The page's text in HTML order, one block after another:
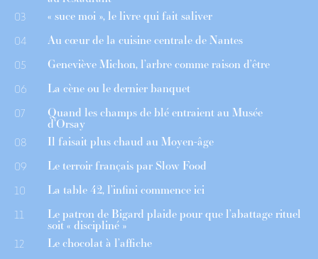
03 « suce moi », le livre qui fait saliver
04 Au cœur de la cuisine centrale de Nantes
05 Geneviève Michon, l’arbre comme raison d’être
06 La cène ou le dernier banquet
07 Quand les champs de blé entraient au Musée
d’Orsay
08 Il faisait plus chaud au Moyen-âge
09 Le terroir français par Slow Food
10 La table 42, l’infini commence ici
11 Le patron de Bigard plaide pour que l’abattage rituel
soit « discipliné »
12 Le chocolat à l’affiche